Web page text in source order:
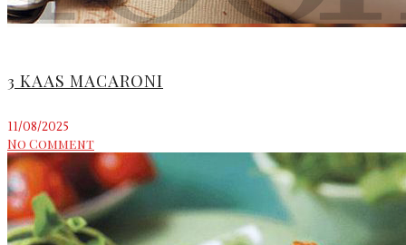
3 KAAS MACARONI
11/08/2025
No Comment